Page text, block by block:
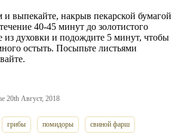
выпекайте, накрыв пекарской бумагой
40-45 минут до золотистого
из духовки и подождите 5 минут, чтобы
остыть. Посыпьте листьями
20th Август, 2018
грибы помидоры свиной фарш